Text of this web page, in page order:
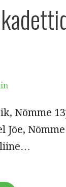
Nõmme
Jõe,